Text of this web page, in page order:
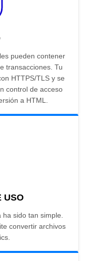
pueden contener
transacciones. Tu
HTTPS/TLS y se
control de acceso
a HTML.
USO
ha sido tan simple.
convertir archivos